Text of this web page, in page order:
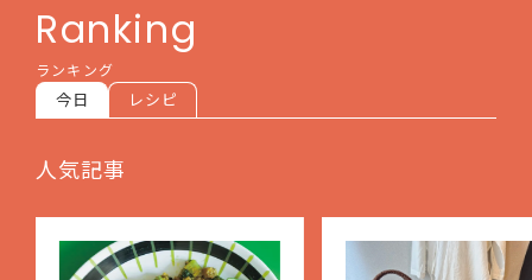
Ranking
ランキング
今日 レシピ
人気記事